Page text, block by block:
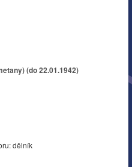
(do 22.01.1942)
dělník